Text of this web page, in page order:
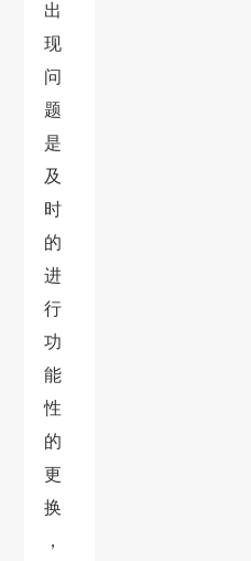
出
现
问
题
是
及
时
的
进
行
功
能
性
的
更
换
，